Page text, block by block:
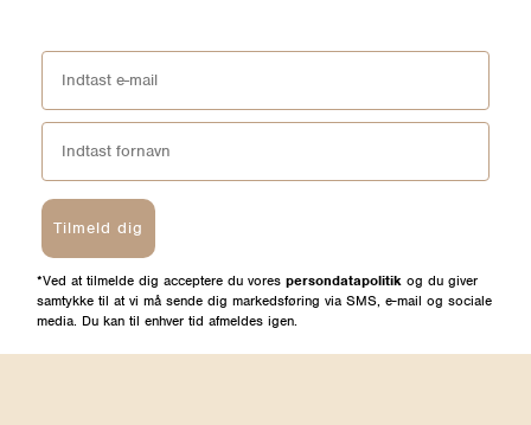
Tilmeld dig
*Ved at tilmelde dig acceptere du vores persondatapolitik og du giver
samtykke til at vi må sende dig markedsføring via SMS, e-mail og sociale
media. Du kan til enhver tid afmeldes igen.